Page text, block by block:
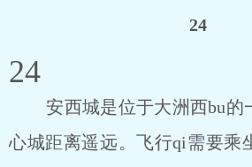
24
24
安西城是位于大洲西bu的
心城距离遥远。飞行qi需要乘